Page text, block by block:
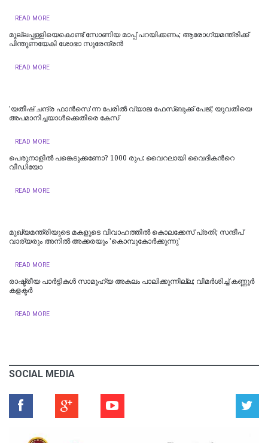
READ MORE
മുല്ലപ്പള്ളിയെകൊണ്ട് സോണിയ മാപ്പ് പറയിക്കണം; ആരോഗ്യമന്ത്രിക്ക്
പിന്തുണയേകി ശോഭാ സുരേന്ദ്രന്‍
READ MORE
'യതീഷ് ചന്ദ്ര ഫാൻസെ'ന്ന പേരിൽ വ്യാജ ഫേസ്ബുക്ക് പേജ്; യുവതിയെ
അപമാനിച്ചയാൾക്കെതിരെ കേസ്
READ MORE
പെരുനാളില്‍ പങ്കെടുക്കണോ? 1000 രുപ: വൈറലായി വൈദികന്‍റെ
വീഡിയോ
READ MORE
മുഖ്യമന്ത്രിയുടെ മകളുടെ വിവാഹത്തില്‍ കൊലക്കേസ് പ്രതി; സന്ദീപ്
വാര്യരും അനില്‍ അക്കരയും 'കൊമ്പുകോർക്കുന്നു'
READ MORE
രാഷ്ട്രീയ പാർട്ടികള്‍ സാമൂഹ്യ അകലം പാലിക്കുന്നില്ല; വിമർശിച്ച് കണ്ണൂർ
കളക്ടർ
READ MORE
SOCIAL MEDIA